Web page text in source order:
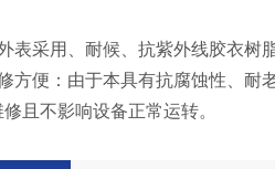
表采用、耐候、抗紫外线胶衣树
方便：由于本具有抗腐蚀性、
且不影响设备正常运转。